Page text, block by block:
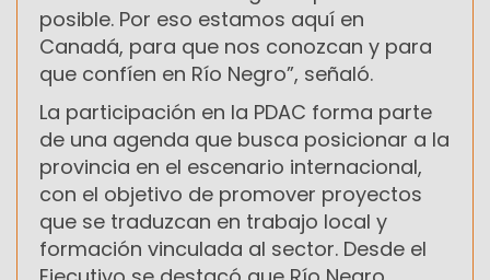
posible. Por eso estamos aquí en
Canadá, para que nos conozcan y para
que confíen en Río Negro”, señaló.
La participación en la PDAC forma parte
de una agenda que busca posicionar a la
provincia en el escenario internacional,
con el objetivo de promover proyectos
que se traduzcan en trabajo local y
formación vinculada al sector. Desde el